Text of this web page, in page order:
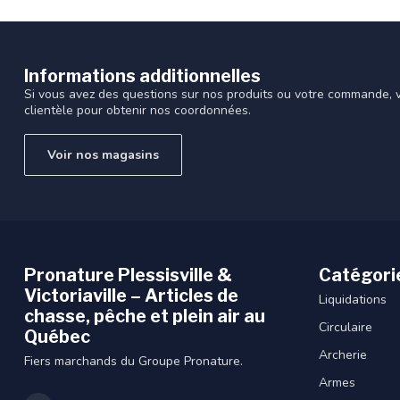
Informations additionnelles
Si vous avez des questions sur nos produits ou votre
clientèle pour obtenir nos coordonnées.
Voir nos magasins
Pronature Plessisville &
Victoriaville – Articles de
chasse, pêche et plein air au
Québec
Fiers marchands du Groupe Pronature.
Liquidations
Circulaire
Archerie
Armes